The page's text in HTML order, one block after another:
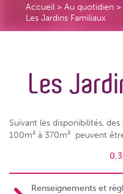
Accueil > Au quotidien >
Les Jardins Familiaux
Les
Suivant les disponibilités,
100m² à 370m² peuvent
Renseignements et